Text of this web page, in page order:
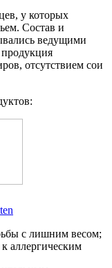
у которых
Состав и
ведущими
отсутствием сои
с лишним весом;
аллергическим